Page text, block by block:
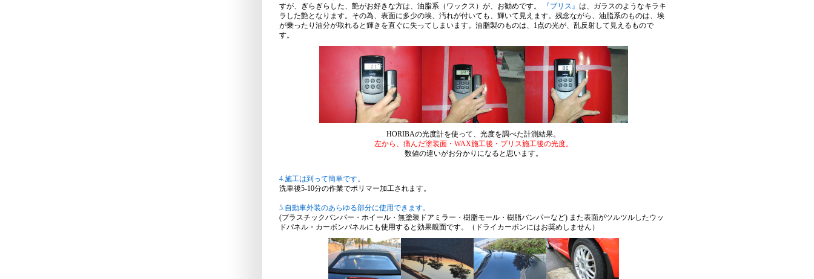
すが、ぎらぎらした、艶がお好きな方は、油脂系（ワックス）が、お勧めです。
『ブリス』 は、ガラスのようなキラキ
ラした艶となります。その為、表面に多少の埃、汚れが付いても、輝いて見えます。残念ながら、油脂系のものは、埃
が乗ったり油分が取れると輝きを直ぐに失ってしまいます。油脂製のものは、1点の光が、乱反射して見えるもので
す。
HORIBAの光度計を使って、光度を調べた計測結果。
左から、痛んだ塗装面・WAX施工後・ブリス施工後の光度。
数値の違いがお分かりになると思います。
4.施工は到って簡単です。
洗車後5-10分の作業でポリマー加工されます。
5.自動車外装のあらゆる部分に使用できます。
(プラスチックバンパー・ホイール・無塗装ドアミラー・樹脂モール・樹脂バンパーなど) また表面がツルツルしたウッ
ドパネル・カーボンパネルにも使用すると効果覿面です。（ドライカーボンにはお奨めしません）